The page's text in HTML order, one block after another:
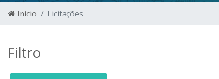
Início Licitações
Filtro